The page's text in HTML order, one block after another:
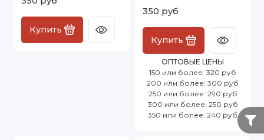
Купить
350 руб
Купить
ОПТОВЫЕ ЦЕНЫ
150 или более: 320 руб
200 или более: 300 руб
250 или более: 290 руб
300 или более: 250 руб
350 или более: 240 руб